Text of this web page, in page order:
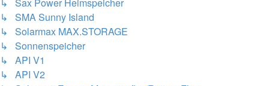
↳ Sax Power Heimspeicher
↳ SMA Sunny Island
↳ Solarmax MAX.STORAGE
↳ Sonnenspeicher
↳ API V1
↳ API V2